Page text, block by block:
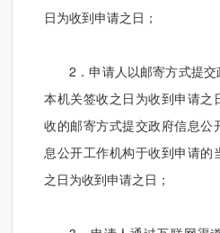
日为收到申请之日；
2．申请人以邮寄方式提
本机关签收之日为收到申请之
收的邮寄方式提交政府信息公
息公开工作机构于收到申请的
之日为收到申请之日；